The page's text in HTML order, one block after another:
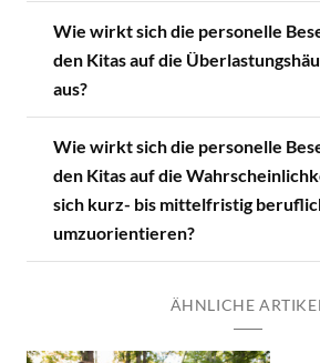
Wie wirkt sich die personelle
den Kitas auf die
aus?
Wie wirkt sich die personelle
den Kitas auf die
sich kurz- bis mittelfristig
umzuorientieren?
ÄHNLICHE